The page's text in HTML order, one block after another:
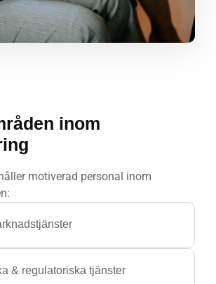
inom
motiverad personal inom
& regulatoriska tjänster